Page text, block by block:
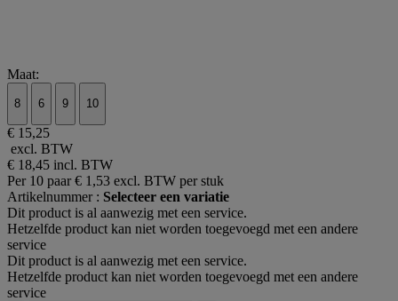
Maat:
8 6 9 10
€ 15,25
excl. BTW
€ 18,45 incl. BTW
Per 10 paar € 1,53 excl. BTW per stuk
Artikelnummer : Selecteer een variatie
Dit product is al aanwezig met een service.
Hetzelfde product kan niet worden toegevoegd met een andere
service
Dit product is al aanwezig met een service.
Hetzelfde product kan niet worden toegevoegd met een andere
service